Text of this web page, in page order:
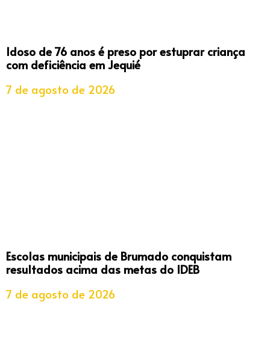
Idoso de 76 anos é preso por estuprar criança
com deficiência em Jequié
7 de agosto de 2026
Escolas municipais de Brumado conquistam
resultados acima das metas do IDEB
7 de agosto de 2026